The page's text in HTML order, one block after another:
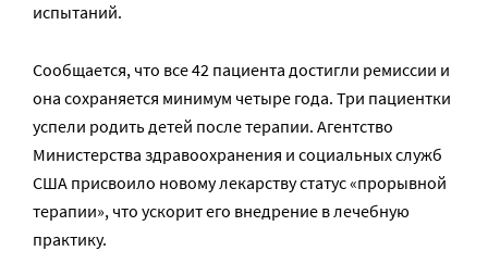
испытаний.
Сообщается, что все 42 пациента достигли ремиссии и
она сохраняется минимум четыре года. Три пациентки
успели родить детей после терапии. Агентство
Министерства здравоохранения и социальных служб
США присвоило новому лекарству статус «прорывной
терапии», что ускорит его внедрение в лечебную
практику.